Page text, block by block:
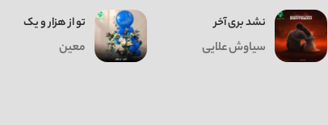
نشد بری آخر
سیاوش علایی
تو از هزار و یک
معین